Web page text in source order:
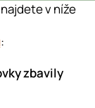
v níže
:
zbavily